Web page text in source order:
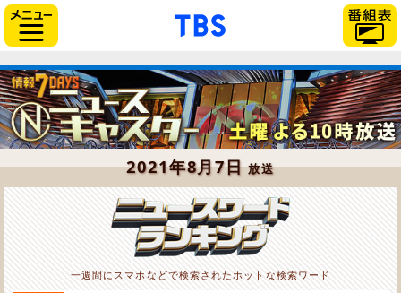
「TBSテレビ」トップペー
2021年8月7日放送
一週間にスマホなどで検索されたホットな検索ワード